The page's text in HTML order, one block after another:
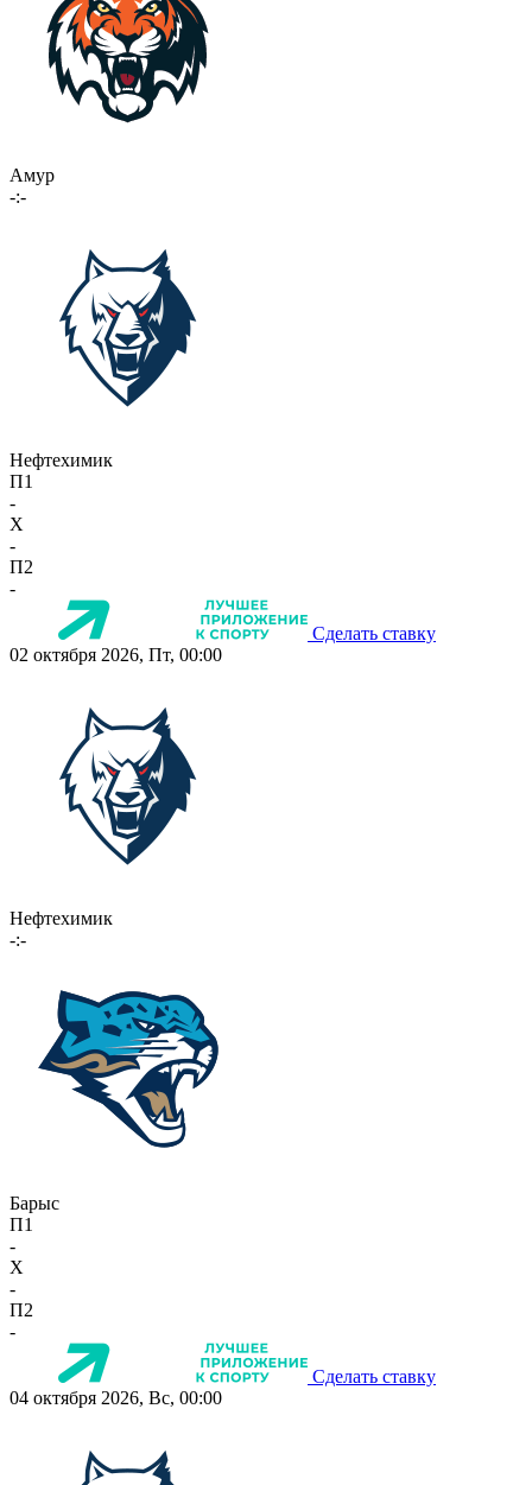
Амур
-:-
Нефтехимик
П1
-
X
-
П2
-
Сделать ставку
02 октября 2026, Пт, 00:00
Нефтехимик
-:-
Барыс
П1
-
X
-
П2
-
Сделать ставку
04 октября 2026, Вс, 00:00